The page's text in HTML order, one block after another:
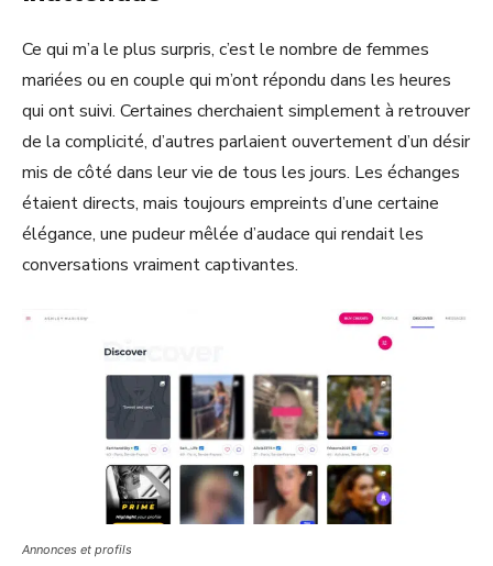
Ce qui m’a le plus surpris, c’est le nombre de femmes
mariées ou en couple qui m’ont répondu dans les heures
qui ont suivi. Certaines cherchaient simplement à retrouver
de la complicité, d’autres parlaient ouvertement d’un désir
mis de côté dans leur vie de tous les jours. Les échanges
étaient directs, mais toujours empreints d’une certaine
élégance, une pudeur mêlée d’audace qui rendait les
conversations vraiment captivantes.
Annonces et profils